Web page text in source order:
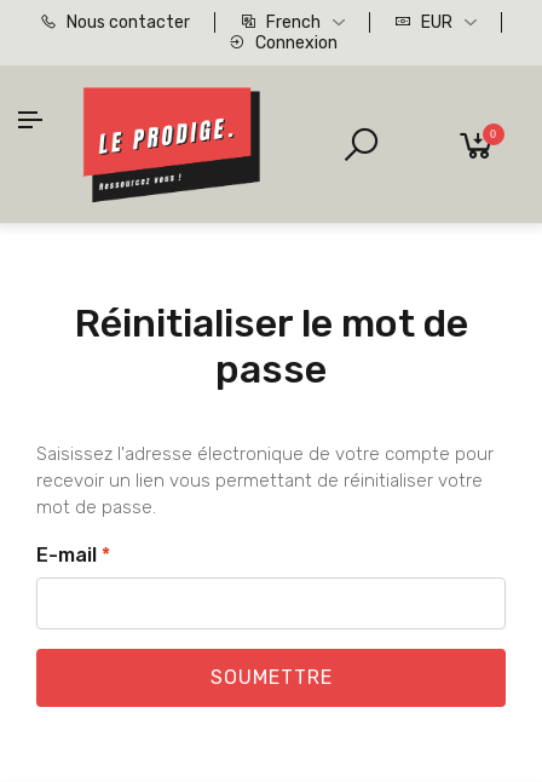
Nous contacter French
EUR
Connexion
0
Réinitialiser le mot de
passe
Saisissez l'adresse électronique de votre compte pour
recevoir un lien vous permettant de réinitialiser votre
mot de passe.
E-mail *
SOUMETTRE